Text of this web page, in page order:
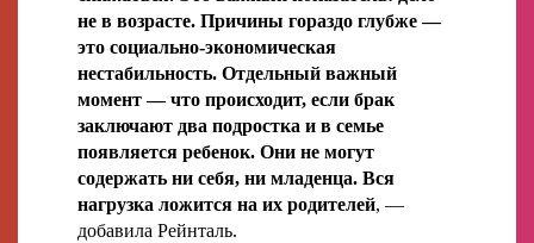
не в возрасте. Причины гораздо глубже —
это социально-экономическая
нестабильность. Отдельный важный
момент — что происходит, если брак
заключают два подростка и в семье
появляется ребенок. Они не могут
содержать ни себя, ни младенца. Вся
нагрузка ложится на их родителей, —
добавила Рейнталь.